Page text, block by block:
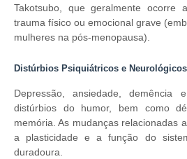
Takotsubo, que geralmente ocorre
trauma físico ou emocional grave
mulheres na pós-menopausa).
Distúrbios Psiquiátricos e Neurológicos
Depressão, ansiedade, demência
distúrbios do humor, bem como
memória. As mudanças relacionadas
a plasticidade e a função do
duradoura.